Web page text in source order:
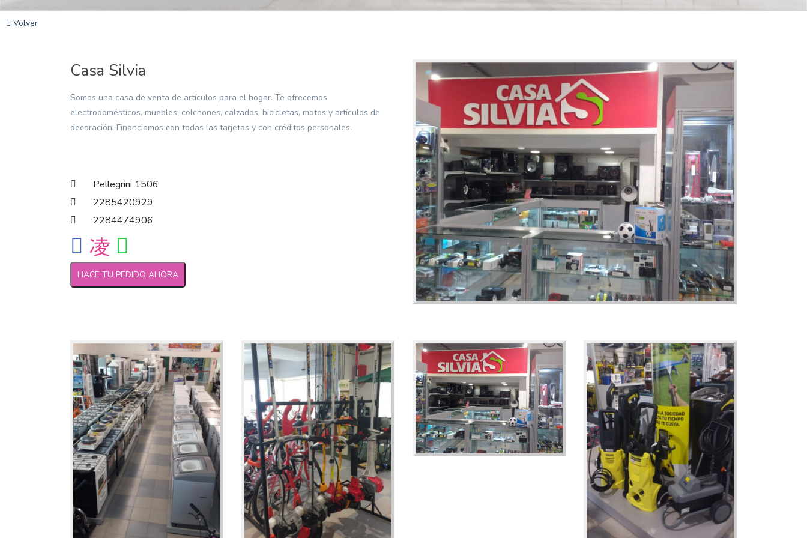
Volver
Casa Silvia
Somos una casa de venta de artículos para el hogar. Te ofrecemos
electrodomésticos, muebles, colchones, calzados, bicicletas, motos y artículos de
decoración. Financiamos con todas las tarjetas y con créditos personales.
Pellegrini 1506
2285420929
2284474906
HACE TU PEDIDO AHORA